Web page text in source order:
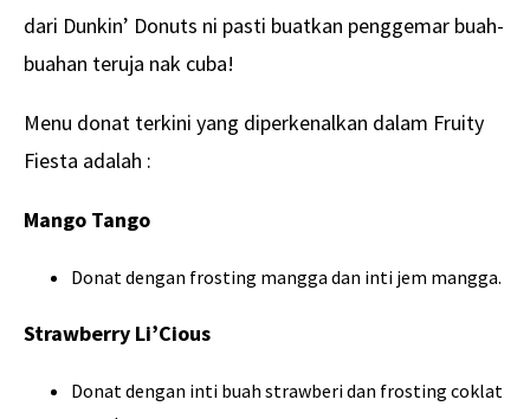
dari Dunkin’ Donuts ni pasti buatkan penggemar buah-
buahan teruja nak cuba!
Menu donat terkini yang diperkenalkan dalam Fruity
Fiesta adalah :
Mango Tango
Donat dengan frosting mangga dan inti jem mangga.
Strawberry Li’Cious
Donat dengan inti buah strawberi dan frosting coklat